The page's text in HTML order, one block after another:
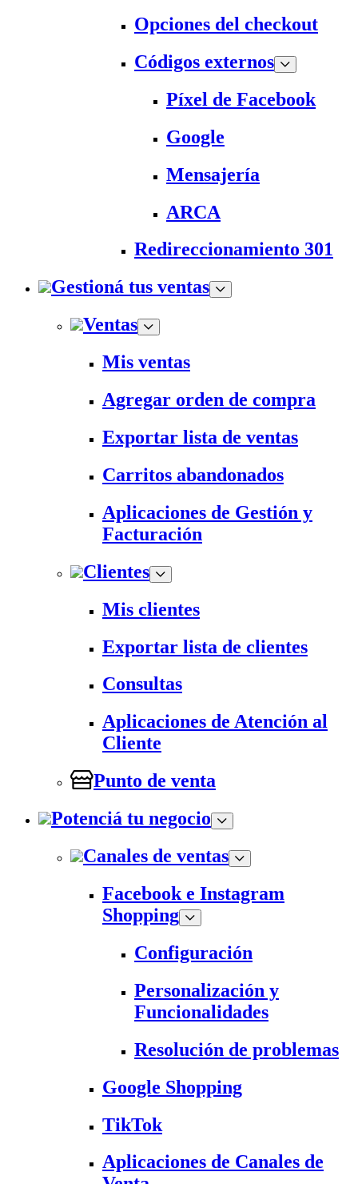
Opciones del checkout
Códigos externos
Píxel de Facebook
Google
Mensajería
ARCA
Redireccionamiento 301
Gestioná tus ventas
Ventas
Mis ventas
Agregar orden de compra
Exportar lista de ventas
Carritos abandonados
Aplicaciones de Gestión y
Facturación
Clientes
Mis clientes
Exportar lista de clientes
Consultas
Aplicaciones de Atención al
Cliente
Punto de venta
Potenciá tu negocio
Canales de ventas
Facebook e Instagram
Shopping
Configuración
Personalización y
Funcionalidades
Resolución de problemas
Google Shopping
TikTok
Aplicaciones de Canales de